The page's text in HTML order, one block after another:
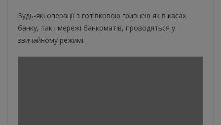
Будь-які операції з готівковою гривнею як в касах
банку, так і мережі банкоматів, проводяться у
звичайному режимі.